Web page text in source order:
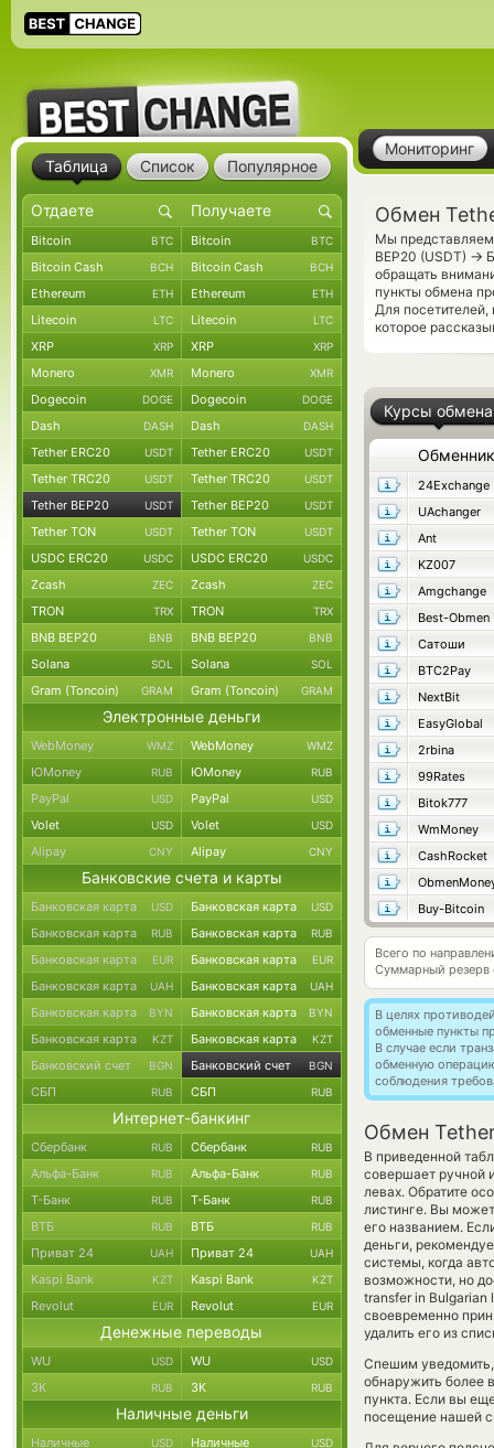
Мониторинг
Обмен
Мы представляем
BEP20 (USDT) →
обращать
пункты обмена
Для
которое
Курсы обмена
Обменник
24Exchange
UAchanger
Ant
KZ007
Amgchange
Best-Obmen
Сатоши
BTC2Pay
NextBit
EasyGlobal
2rbina
99Rates
Bitok777
WmMoney
CashRocket
Buy-Bitcoin
Всего по
Суммарный резерв
В целях
обменные пункты
В случае если
обменную
соблюдения
Обмен
В приведенной
совершает ручной
левах. Обратите
листинге. Вы
его названием.
деньги,
системы, когда
возможности, но
transfer in Bulgarian
своевременно
удалить его из
Спешим
обнаружить более
пункта. Если вы
посещение нашей
Таблица Список Популярное
Bitcoin BTC Bitcoin BTC
Bitcoin Cash BCH Bitcoin Cash BCH
Ethereum ETH Ethereum ETH
Litecoin LTC Litecoin LTC
XRP XRP XRP XRP
Monero XMR Monero XMR
Dogecoin DOGE Dogecoin DOGE
Dash DASH Dash DASH
Tether ERC20 USDT Tether ERC20 USDT
Tether TRC20 USDT Tether TRC20 USDT
Tether BEP20 USDT Tether BEP20 USDT
Tether TON USDT Tether TON USDT
USDC ERC20 USDC USDC ERC20 USDC
Zcash ZEC Zcash ZEC
TRON TRX TRON TRX
BNB BEP20 BNB BNB BEP20 BNB
Solana SOL Solana SOL
Gram (Toncoin) GRAM Gram (Toncoin) GRAM
Электронные деньги
WebMoney WMZ WebMoney WMZ
ЮMoney RUB ЮMoney RUB
PayPal USD PayPal USD
Volet USD Volet USD
Alipay CNY Alipay CNY
Банковские счета и карты
Банковская карта USD Банковская карта USD
Банковская карта RUB Банковская карта RUB
Банковская карта EUR Банковская карта EUR
Банковская карта UAH Банковская карта UAH
Банковская карта BYN Банковская карта BYN
Банковская карта KZT Банковская карта KZT
Банковский счет BGN Банковский счет BGN
СБП RUB СБП RUB
Интернет-банкинг
Сбербанк RUB Сбербанк RUB
Альфа-Банк RUB Альфа-Банк RUB
Т-Банк RUB Т-Банк RUB
ВТБ RUB ВТБ RUB
Приват 24 UAH Приват 24 UAH
Kaspi Bank KZT Kaspi Bank KZT
Revolut EUR Revolut EUR
Денежные переводы
WU USD WU USD
ЗК RUB ЗК RUB
Наличные деньги
Наличные USD Наличные USD